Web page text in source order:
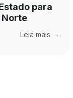
para
Leia mais →